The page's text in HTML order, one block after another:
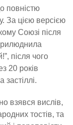
повністю
За цією версією
Союзі після
після чого
20 років
взявся вислів,
тостів, та